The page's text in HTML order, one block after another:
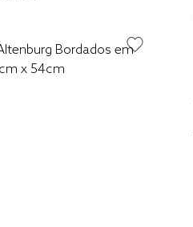
Bordados em
x 54cm